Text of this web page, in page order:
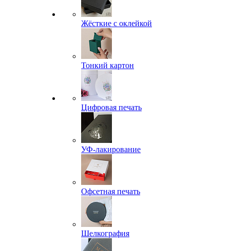
Жёсткие с оклейкой
Тонкий картон
Цифровая печать
УФ-лакирование
Офсетная печать
Шелкография